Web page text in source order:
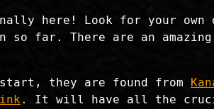
here! Look for your own
so far. There are an
they are found from
. It will have all the